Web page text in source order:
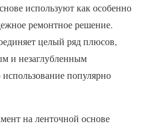
используют как особенно
ремонтное решение.
целый ряд плюсов,
и незаглубленным
популярно
на ленточной основе